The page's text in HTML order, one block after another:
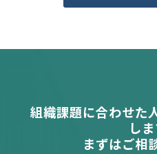
組織課題に合わせた
しま
まずはご相